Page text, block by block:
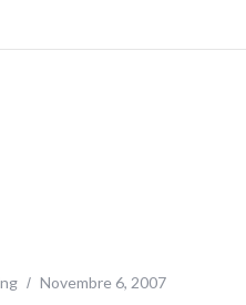
Novembre 6, 2007